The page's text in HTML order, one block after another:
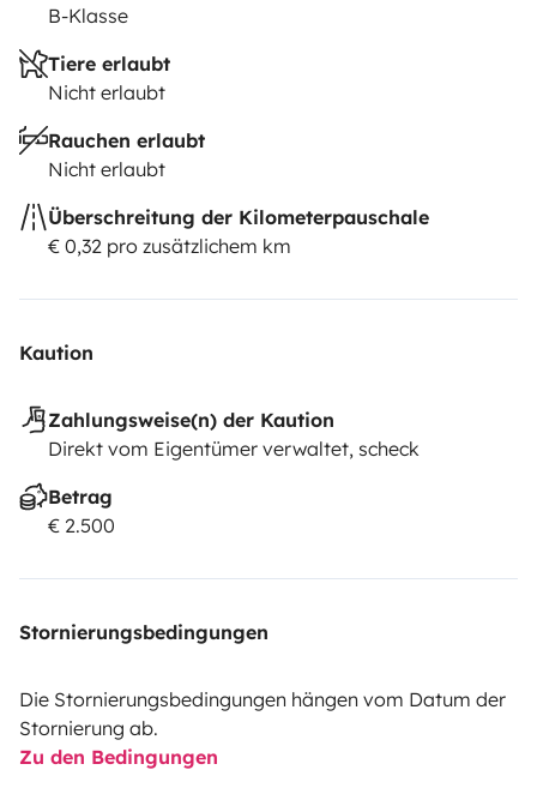
B-Klasse
Tiere erlaubt
Nicht erlaubt
Rauchen erlaubt
Nicht erlaubt
Überschreitung der Kilometerpauschale
€ 0,32 pro zusätzlichem km
Kaution
Zahlungsweise(n) der Kaution
Direkt vom Eigentümer verwaltet, scheck
Betrag
€ 2.500
Stornierungsbedingungen
Die Stornierungsbedingungen hängen vom Datum der
Stornierung ab.
Zu den Bedingungen